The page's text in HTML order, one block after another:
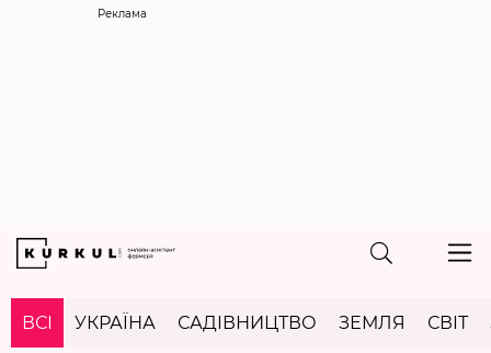
Реклама
ВСІ УКРАЇНА САДІВНИЦТВО ЗЕМЛЯ СВІТ